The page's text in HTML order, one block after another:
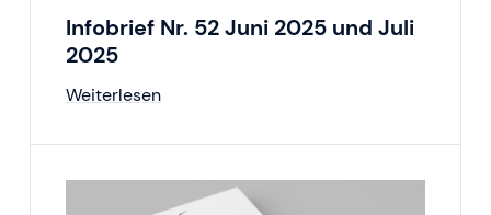
Infobrief Nr. 52 Juni 2025 und Juli
2025
Weiterlesen